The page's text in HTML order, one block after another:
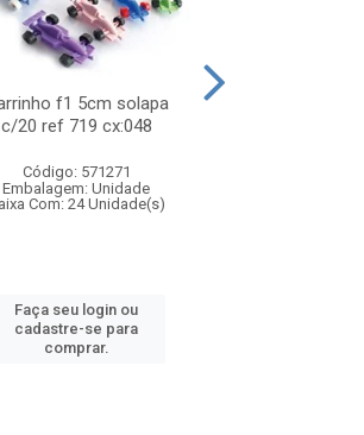
f1 5cm solapa
c/20 ref 719 cx:048
Código: 571271
Embalagem: Unidade
Com: 24 Unidade(s)
Faça seu login ou
cadastre-se para
comprar.